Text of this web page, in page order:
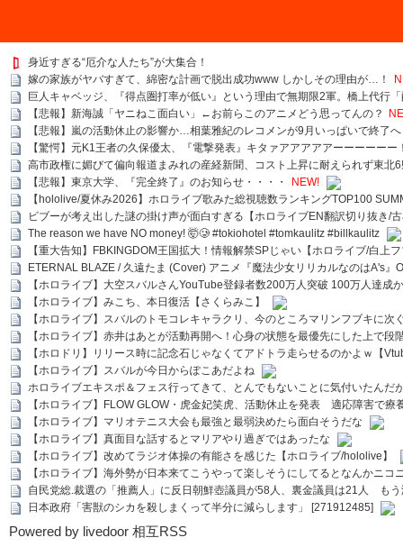
身近すぎる“厄介な人たち”が大集合！
嫁の家族がヤバすぎて、綿密な計画で脱出成功www しかしその理由が…！
巨人キャベッジ、『得点圏打率が低い』という理由で無期限2軍。橋上代行
【悲報】新海誠「ヤニねこ面白い」←お前らこのアニメどう思ってんの？
【悲報】嵐の活動休止の影響か…相葉雅紀のレコメンが9月いっぱいで終了へ
【驚愕】元K1王者の久保優太、『電撃発表』キタァアアアアアーーーーーー
高市政権に媚びて偏向報道まみれの産経新聞、コスト上昇に耐えられず東北
【悲報】東京大学、『完全終了』のお知らせ・・・・
NEW!
【hololive/夏休み2026】ホロライブ歌みた総視聴数ランキングTOP100
ビブーが考え出した謎の掛け声が面白すぎる【ホロライブEN翻訳切り抜き/
The reason we have NO money! 🤯🥲 #tokiohotel #tomkaulitz #billkaulitz
【重大告知】FBKINGDOM王国拡大！情報解禁SPじゃい【ホロライブ/白上
ETERNAL BLAZE / 久遠たま (Cover) アニメ『魔法少女リリカルなのはA's』
【ホロライブ】大空スバルさんYouTube登録者数200万人突破 100万人達成
【ホロライブ】みこち、本日復活【さくらみこ】
【ホロライブ】スバルのトモコレキャラクリ、今のところマリンフブキに
【ホロライブ】赤井はあとが活動再開へ！心身の状態を最優先にした上で段
【ホロドリ】リリース時に記念石じゃなくてアドトラ走らせるのかよｗ【
【ホロライブ】スバルが今日からぽこあだよね
ホロライブエキスポ＆フェス行ってきて、とんでもないことに気付いたんだ
【ホロライブ】FLOW GLOW・虎金妃笑虎、活動休止を発表 適応障害で療
【ホロライブ】マリオテニス大会も最強と最弱決めたら面白そうだな
【ホロライブ】真面目な話するとマリアやり過ぎではあったな
【ホロライブ】改めてラジオ体操の有能さを感じた【ホロライブ/hololive】
【ホロライブ】海外勢が日本来てこうやって楽しそうにしてるとなんかニコ
自民党総.裁選の「推薦人」に反日朝鮮壺議員が58人、裏金議員は21人 も
日本政府「害獣のシカを殺しまくって半分に減らします」 [271912485]
Powered by livedoor 相互RSS